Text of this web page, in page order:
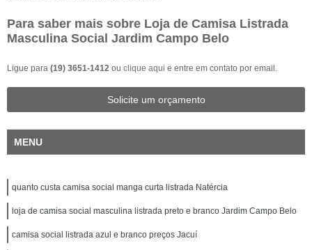
Para saber mais sobre Loja de Camisa Listrada
Masculina Social Jardim Campo Belo
Ligue para (19) 3651-1412 ou clique aqui e entre em contato por email.
Solicite um orçamento
MENU
quanto custa camisa social manga curta listrada Natércia
loja de camisa social masculina listrada preto e branco Jardim Campo Belo
camisa social listrada azul e branco preços Jacuí